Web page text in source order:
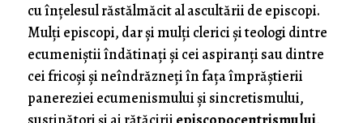
cu înțelesul răstălmăcit al ascultării de episcopi.
Mulți episcopi, dar și mulți clerici și teologi dintre
ecumeniștii îndătinați și cei aspiranți sau dintre
cei fricoși și neîndrăzneți în fața împrăștierii
panereziei ecumenismului și sincretismului,